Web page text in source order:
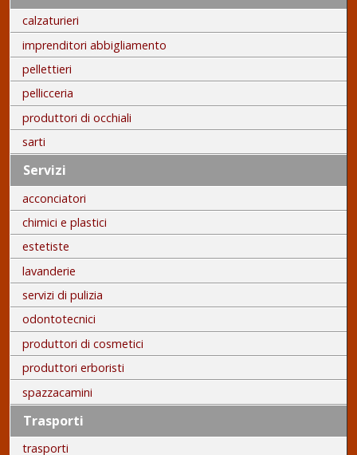
calzaturieri
imprenditori abbigliamento
pellettieri
pellicceria
produttori di occhiali
sarti
Servizi
acconciatori
chimici e plastici
estetiste
lavanderie
servizi di pulizia
odontotecnici
produttori di cosmetici
produttori erboristi
spazzacamini
Trasporti
trasporti